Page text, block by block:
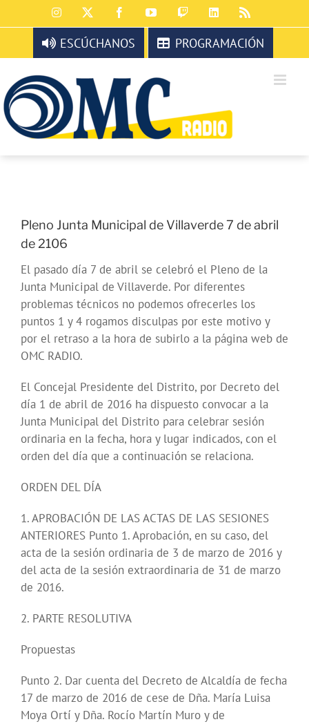
al
contenido
Instagram FacebookYouTubeTwitchLinkedIn
ESCÚCHANOS PROGRAMACIÓN
Pleno Junta Municipal de Villaverde 7 de abril
de 2106
El pasado día 7 de abril se celebró el Pleno de la
Junta Municipal de Villaverde. Por diferentes
problemas técnicos no podemos ofrecerles los
puntos 1 y 4 rogamos disculpas por este motivo y
por el retraso a la hora de subirlo a la página web de
OMC RADIO.
El Concejal Presidente del Distrito, por Decreto del
día 1 de abril de 2016 ha dispuesto convocar a la
Junta Municipal del Distrito para celebrar sesión
ordinaria en la fecha, hora y lugar indicados, con el
orden del día que a continuación se relaciona.
ORDEN DEL DÍA
1. APROBACIÓN DE LAS ACTAS DE LAS SESIONES
ANTERIORES Punto 1. Aprobación, en su caso, del
acta de la sesión ordinaria de 3 de marzo de 2016 y
del acta de la sesión extraordinaria de 31 de marzo
de 2016.
2. PARTE RESOLUTIVA
Propuestas
Punto 2. Dar cuenta del Decreto de Alcaldía de fecha
17 de marzo de 2016 de cese de Dña. María Luisa
Moya Ortí y Dña. Rocío Martín Muro y de